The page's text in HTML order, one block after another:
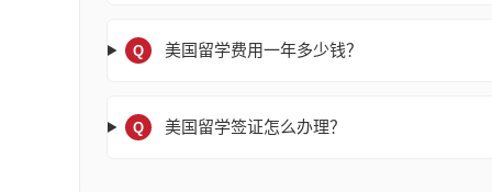
Q 美国留学费用一年多少钱？
Q 美国留学签证怎么办理？